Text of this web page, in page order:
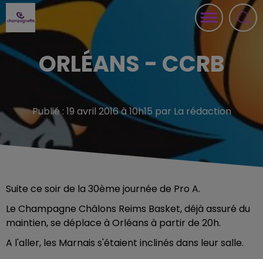
ORLÉANS - CCRB
Publié : 19 avril 2016 à 10h15 par La rédaction
Suite ce soir de la 30ème journée de Pro A.
Le Champagne Châlons Reims Basket, déjà assuré du
maintien, se déplace à Orléans à partir de 20h.
A l'aller, les Marnais s'étaient inclinés dans leur salle.